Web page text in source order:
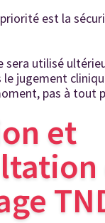
priorité est la
sera utilisé
le jugement
pas à tout
et